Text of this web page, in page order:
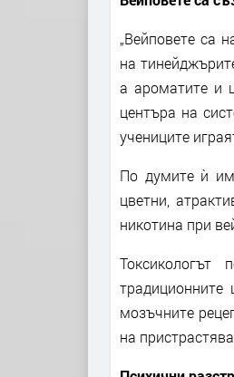
„Вейповете са
на
а ароматите и
центъра на
учениците
По думите ѝ
цветни,
никотина при
Токсикологът
мозъчните
на